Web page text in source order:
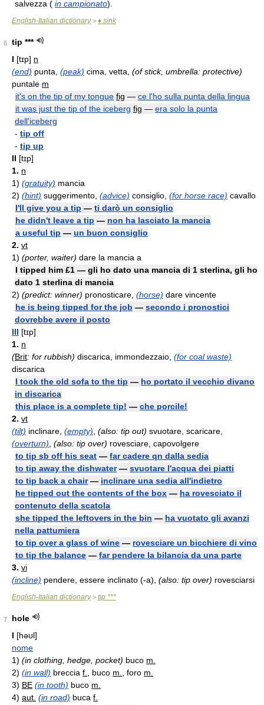
salvezza ( in campionato).
English-Italian dictionary> ♦ sink
6
tip ***
I [tɪp] n
(end) punta, (peak) cima, vetta, (of stick, umbrella: protective)
puntale m
it's on the tip of my tongue fig — ce l'ho sulla punta della lingua
it was just the tip of the iceberg fig — era solo la punta
dell'iceberg
- tip off
- tip up
II [tɪp]
1. n
1) (gratuity) mancia
2) (hint) suggerimento, (advice) consiglio, (for horse race) cavallo
I'll give you a tip — ti darò un consiglio
he didn't leave a tip — non ha lasciato la mancia
a useful tip — un buon consiglio
2. vt
1) (porter, waiter) dare la mancia a
I tipped him £1 — gli ho dato una mancia di 1 sterlina, gli ho
dato 1 sterlina di mancia
2) (predict: winner) pronosticare, (horse) dare vincente
he is being tipped for the job — secondo i pronostici
dovrebbe avere il posto
III [tɪp]
1. n
(Brit: for rubbish) discarica, immondezzaio, (for coal waste)
discarica
I took the old sofa to the tip — ho portato il vecchio divano
in discarica
this place is a complete tip! — che porcile!
2. vt
(tilt) inclinare, (empty) (also: tip out) svuotare, scaricare,
(overturn) (also: tip over) rovesciare, capovolgere
to tip sb off his seat — far cadere qn dalla sedia
to tip away the dishwater— svuotare l'acqua dei piatti
to tip back a chair— inclinare una sedia all'indietro
he tipped out the contents of the box — ha rovesciato il
contenuto della scatola
she tipped the leftovers in the bin — ha vuotato gli avanzi
nella pattumiera
to tip over a glass of wine — rovesciare un bicchiere di vino
to tip the balance — far pendere la bilancia da una parte
3. vi
(incline) pendere, essere inclinato (-a), (also: tip over) rovesciarsi
English-Italian dictionary> tip ***
7
hole
I [həʊl]
nome
1) (in clothing, hedge, pocket) buco m.
2) (in wall) breccia f. , buco m. , foro m.
3) BE (in tooth) buco m.
4) aut. (in road) buca f.